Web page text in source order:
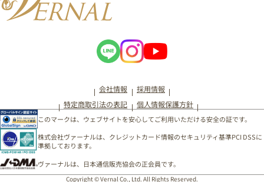
会社情報
採用情報
特定商取引法の表記
個人情報保護方針
このマークは、ウェブサイトを安心してご利用いただける安全の証です。
株式会社ヴァーナルは、クレジットカード情報のセキュリティ基準PCI DSSに
準拠しております。
ヴァーナルは、日本通信販売協会の正会員です。
Copyright © Vernal Co., Ltd. All Rights Reserved.